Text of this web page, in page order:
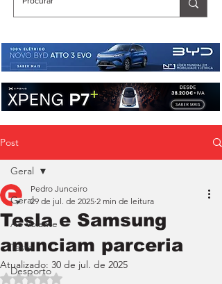
Post
Geral
Ao Volante
Teste
Desporto
Geral
Tesla e Samsung
anunciam parceria
Pedro Junceiro
29 de jul. de 2025 2 min de leitura
Atualizado: 30 de jul. de 2025
Avaliado com NaN de 5 estrelas.